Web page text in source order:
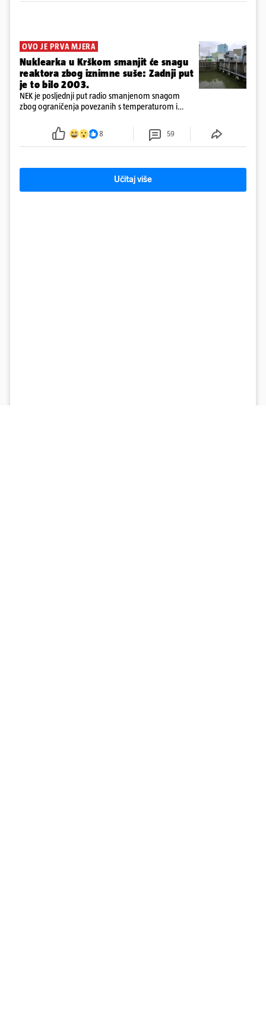
OVO JE PRVA MJERA
Nuklearka u Krškom smanjit će snagu
reaktora zbog iznimne suše: Zadnji put
je to bilo 2003.
NEK je posljednji put radio smanjenom snagom
zbog ograničenja povezanih s temperaturom i
smanjenje snage bilo potrebno više od 90 dana.
8 59
Učitaj više